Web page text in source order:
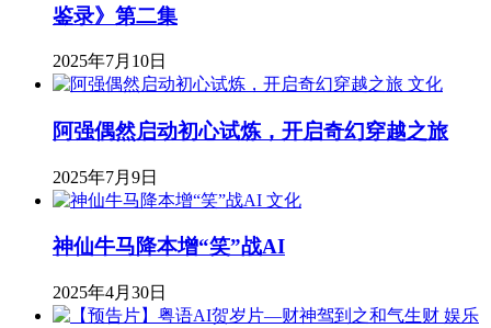
鉴录》第二集
2025年7月10日
文化
阿强偶然启动初心试炼，开启奇幻穿越之旅
2025年7月9日
文化
神仙牛马降本增“笑”战AI
2025年4月30日
娱乐